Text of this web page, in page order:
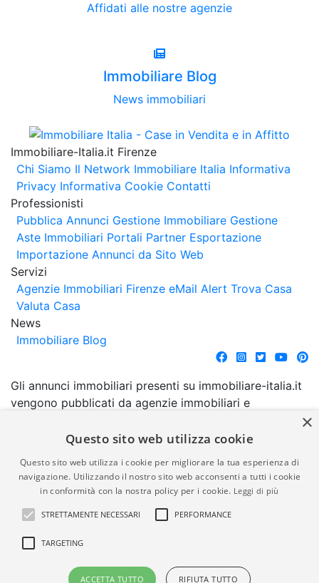
Affidati alle nostre agenzie
Immobiliare Blog
News immobiliari
Immobiliare-Italia.it Firenze
Chi Siamo Il Network Immobiliare Italia Informativa
Privacy Informativa Cookie Contatti
Professionisti
Pubblica Annunci Gestione Immobiliare Gestione
Aste Immobiliari Portali Partner Esportazione
Importazione Annunci da Sito Web
Servizi
Agenzie Immobiliari Firenze eMail Alert Trova Casa
Valuta Casa
News
Immobiliare Blog
Gli annunci immobiliari presenti su immobiliare-italia.it
vengono pubblicati da agenzie immobiliari e
comporta l'approvazione o l'avallo da parte di
garanzia da parte di quest'ultima. immobiliare-italia.it
quindi non è responsabile della veridicità, della
correttezza, della completezza, della normativa in
materia di privacy e/o di alcun altro aspetto dei
suddetti annunci.
© Copyright 2007 - 2026
Powered by
×
Questo sito web utilizza cookie
Questo sito web utilizza i cookie per migliorare la tua esperienza di
navigazione. Utilizzando il nostro sito web acconsenti a tutti i cookie
in conformità con la nostra policy per i cookie. Leggi di più
STRETTAMENTE NECESSARI PERFORMANCE
TARGETING
ACCETTA TUTTO RIFIUTA TUTTO